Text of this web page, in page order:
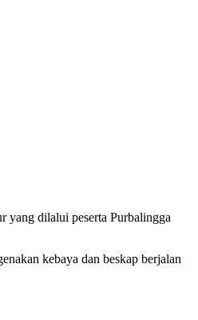
yang dilalui peserta Purbalingga
kebaya dan beskap berjalan